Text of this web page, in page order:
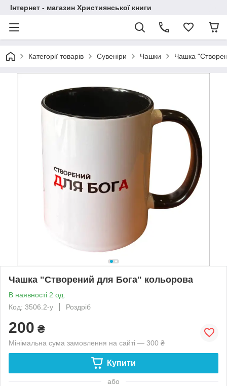
Інтернет - магазин Християнської книги
Категорії товарів Сувеніри Чашки Чашка
Чашка "Створений для Бога" кольорова
В наявності 2 од.
Код: 3506.2-у
Роздріб
200 ₴
Мінімальна сума замовлення на сайті — 300 ₴
Купити
або